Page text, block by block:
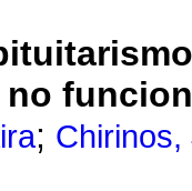
; Chirinos,